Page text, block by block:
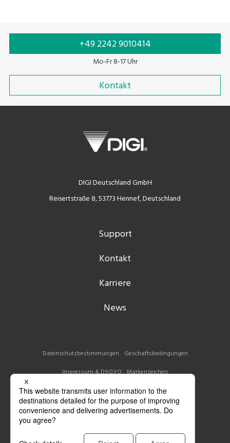
+49 2242 9010414
Mo-Fr 8-17 Uhr
Kontakt
DIGI Deutschland GmbH
Reisertstraße 8, 53773 Hennef, Deutschland
Support
Kontakt
Karriere
News
Datenschutzbestimmungen Geschaftsbedingungen
Impressum & DSGVO Markenzeichen